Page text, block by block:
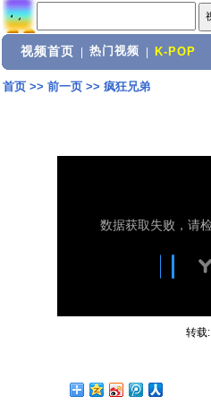
视频首页 热门视频 K-POP
首页>> 前一页>> 疯狂兄弟
转载: